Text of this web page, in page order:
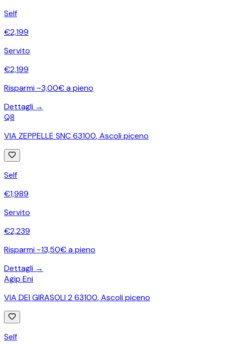
Self
€2,199
Servito
€2,199
Risparmi ~3,00€ a pieno
Dettagli →
Q8
VIA ZEPPELLE SNC 63100,Ascoli piceno
Self
€1,989
Servito
€2,239
Risparmi ~13,50€ a pieno
Dettagli →
Agip Eni
VIA DEI GIRASOLI 2 63100,Ascoli piceno
Self